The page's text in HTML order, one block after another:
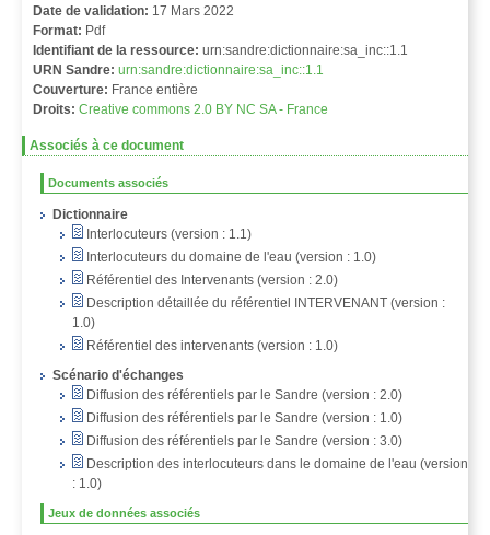
Date de validation: 17 Mars 2022
Format: Pdf
Identifiant de la ressource: urn:sandre:dictionnaire:sa_inc::1.1
URN Sandre: urn:sandre:dictionnaire:sa_inc::1.1
Couverture: France entière
Droits: Creative commons 2.0 BY NC SA - France
Associés à ce document
Documents associés
Dictionnaire
Interlocuteurs (version : 1.1)
Interlocuteurs du domaine de l'eau (version : 1.0)
Référentiel des Intervenants (version : 2.0)
Description détaillée du référentiel INTERVENANT (version :
1.0)
Référentiel des intervenants (version : 1.0)
Scénario d'échanges
Diffusion des référentiels par le Sandre (version : 2.0)
Diffusion des référentiels par le Sandre (version : 1.0)
Diffusion des référentiels par le Sandre (version : 3.0)
Description des interlocuteurs dans le domaine de l'eau (version
: 1.0)
Jeux de données associés